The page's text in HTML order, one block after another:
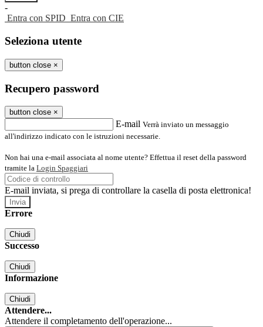
-
Entra con SPID Entra con CIE
Seleziona utente
button close ×
Recupero password
button close ×
E-mail Verrà inviato un messaggio
all'indirizzo indicato con le istruzioni necessarie.
Non hai una e-mail associata al nome utente? Effettua il reset della password
tramite la Login Spaggiari
E-mail inviata, si prega di controllare la casella di posta elettronica!
Errore
Chiudi
Successo
Chiudi
Informazione
Chiudi
Attendere...
Attendere il completamento dell'operazione...